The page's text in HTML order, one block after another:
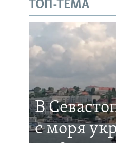
ТОП-ТЕМА
В
с моря